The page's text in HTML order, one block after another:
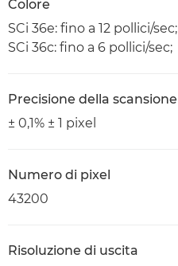
Colore
SCi 36e: fino a 12 pollici/sec;
SCi 36c: fino a 6 pollici/sec;
Precisione della scansione
± 0,1% ± 1 pixel
Numero di pixel
43200
Risoluzione di uscita